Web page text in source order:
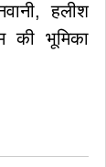
हलीश
की भूमिका